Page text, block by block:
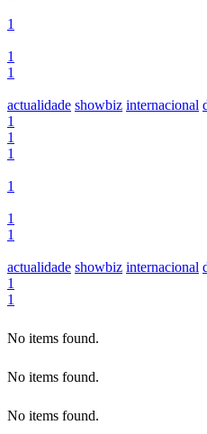
1
1
1
actualidade showbiz internacional
1
1
1
1
1
1
actualidade showbiz internacional
1
1
No items found.
No items found.
No items found.